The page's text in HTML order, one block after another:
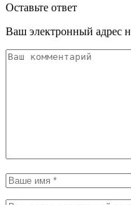
Оставьте ответ
Ваш электронный адрес